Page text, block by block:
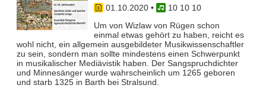
01.10.2020•
10 10 10
Um von Wizlaw von Rügen schon
einmal etwas gehört zu haben, reicht es
wohl nicht, ein allgemein ausgebildeter Musikwissenschaftler
zu sein, sondern man sollte mindestens einen Schwerpunkt
in musikalischer Mediävistik haben. Der Sangspruchdichter
und Minnesänger wurde wahrscheinlich um 1265 geboren
und starb 1325 in Barth bei Stralsund.